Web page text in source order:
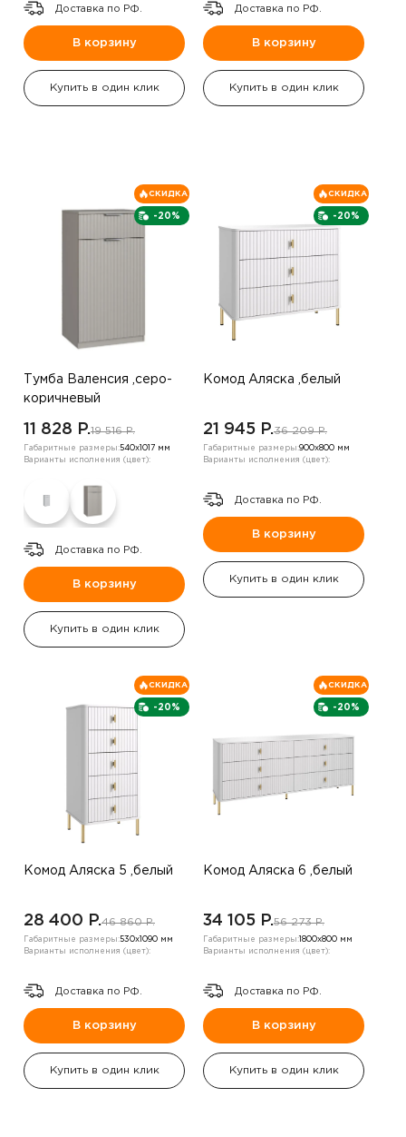
Доставка по РФ.
В корзину
Купить в один клик
Доставка по РФ.
В корзину
Купить в один клик
-20%
СКИДКА
Тумба Валенсия ,серо-
коричневый
11 828 P.19 516 P.
Габаритные размеры:540х1017 мм
Варианты исполнения (цвет):
Доставка по РФ.
В корзину
Купить в один клик
-20%
СКИДКА
Комод Аляска ,белый
21 945 P.36 209 P.
Габаритные размеры:900х800 мм
Варианты исполнения (цвет):
Доставка по РФ.
В корзину
Купить в один клик
-20%
СКИДКА
Комод Аляска 5 ,белый
28 400 P.46 860 P.
Габаритные размеры:530х1090 мм
Варианты исполнения (цвет):
Доставка по РФ.
В корзину
Купить в один клик
-20%
СКИДКА
Комод Аляска 6 ,белый
34 105 P.56 273 P.
Габаритные размеры: 1800х800 мм
Варианты исполнения (цвет):
Доставка по РФ.
В корзину
Купить в один клик